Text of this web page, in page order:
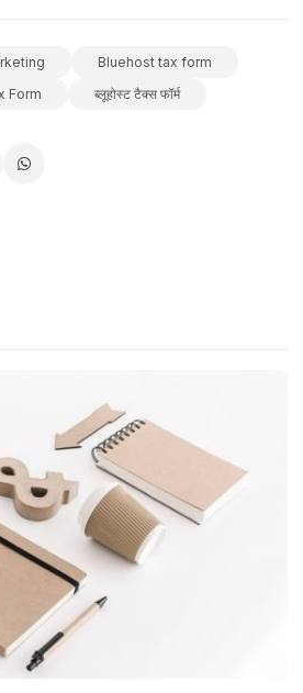
Bluehost tax form
Form
ब्लूहोस्ट टैक्स फॉर्म